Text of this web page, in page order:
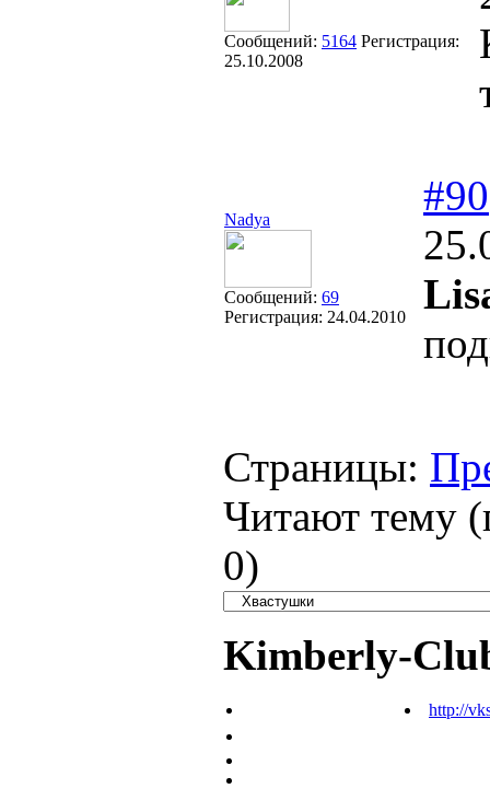
Сообщений: 5164 Регистрация:
25.10.2008
Nadya
Сообщений: 69
Регистрация: 24.04.2010
#90
Страницы:
Читают тему
0)
Kimberly-
http://